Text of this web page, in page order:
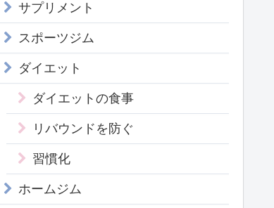
サプリメント
スポーツジム
ダイエット
ダイエットの食事
リバウンドを防ぐ
習慣化
ホームジム